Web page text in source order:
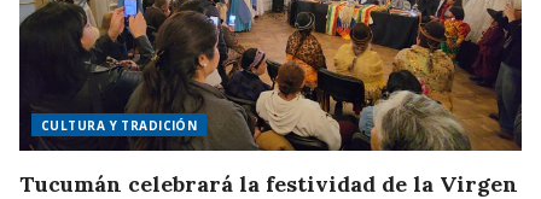
CULTURA Y TRADICIÓN
Tucumán celebrará la festividad de la Virgen